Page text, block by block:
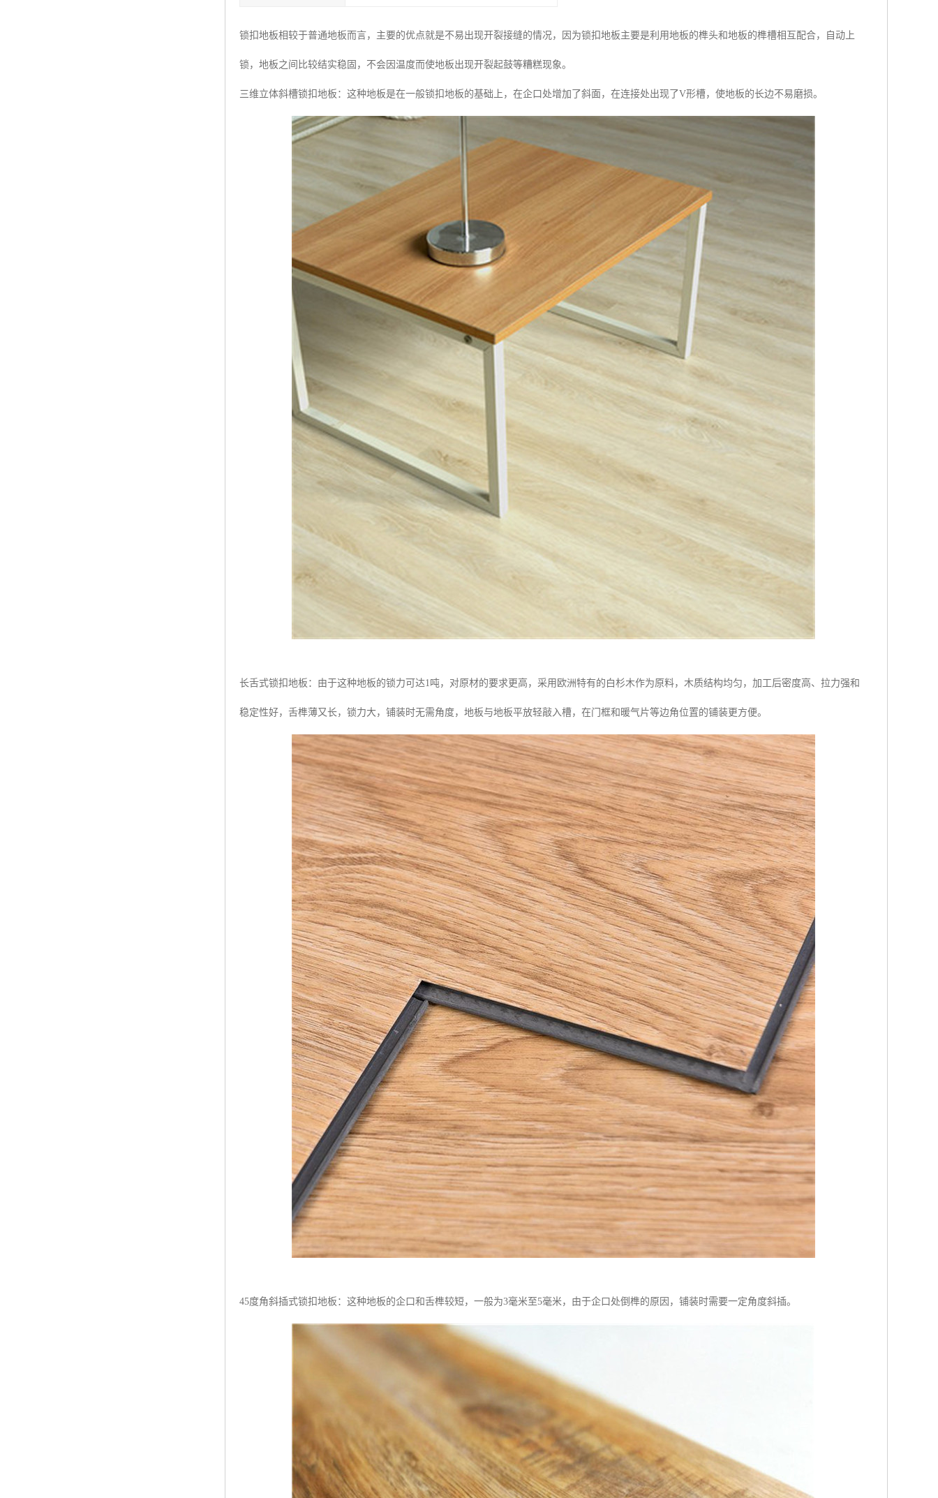
锁扣地板相较于普通地板而言，主要的优点就是不易出现开裂接缝的情况，因为锁扣地板主要是利用地板的榫头和地板的榫槽相互配合，自动上
锁，地板之间比较结实稳固，不会因温度而使地板出现开裂起鼓等糟糕现象。
三维立体斜槽锁扣地板：这种地板是在一般锁扣地板的基础上，在企口处增加了斜面，在连接处出现了V形槽，使地板的长边不易磨损。
长舌式锁扣地板：由于这种地板的锁力可达1吨，对原材的要求更高，采用欧洲特有的白杉木作为原料，木质结构均匀，加工后密度高、拉力强和
稳定性好，舌榫薄又长，锁力大，铺装时无需角度，地板与地板平放轻敲入槽，在门框和暖气片等边角位置的铺装更方便。
45度角斜插式锁扣地板：这种地板的企口和舌榫较短，一般为3毫米至5毫米，由于企口处倒榫的原因，铺装时需要一定角度斜插。